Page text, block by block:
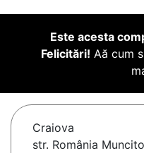
Este acesta
Felicitări! Aă cum
Craiova
str. România